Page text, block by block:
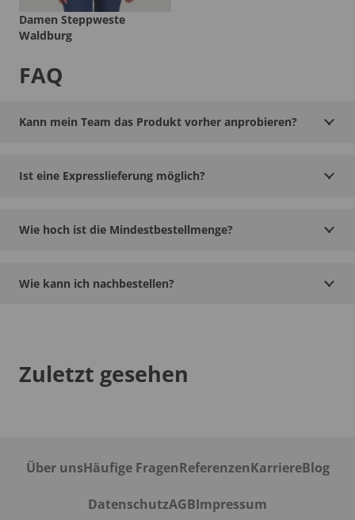
Damen Steppweste
Waldburg
FAQ
Kann mein Team das Produkt vorher anprobieren?
Ist eine Expresslieferung möglich?
Wie hoch ist die Mindestbestellmenge?
Wie kann ich nachbestellen?
Zuletzt gesehen
Über unsHäufige FragenReferenzenKarriereBlog
DatenschutzAGBImpressum